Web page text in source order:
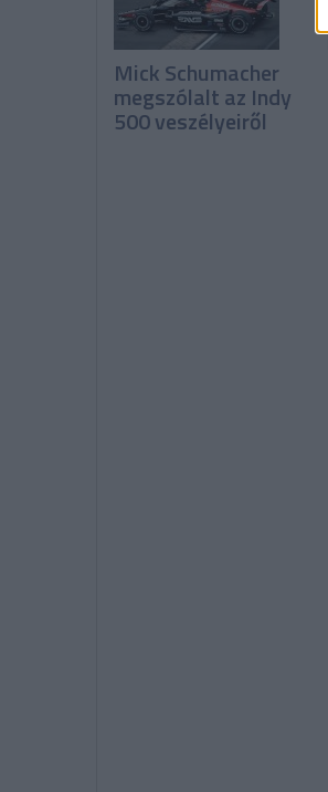
Mick Schumacher
megszólalt az Indy
500 veszélyeiről